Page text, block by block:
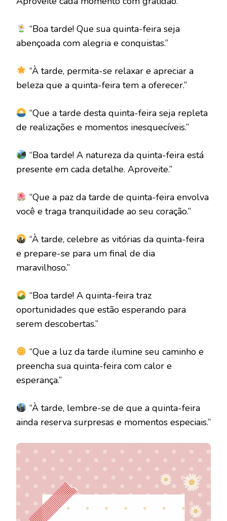
“Boa tarde! Que sua quinta-feira seja
abençoada com alegria e conquistas.”
“À tarde, permita-se relaxar e apreciar a
beleza que a quinta-feira tem a oferecer.”
“Que a tarde desta quinta-feira seja repleta
de realizações e momentos inesquecíveis.”
“Boa tarde! A natureza da quinta-feira está
presente em cada detalhe. Aproveite.”
“Que a paz da tarde de quinta-feira envolva
você e traga tranquilidade ao seu coração.”
“À tarde, celebre as vitórias da quinta-feira
e prepare-se para um final de dia
maravilhoso.”
“Boa tarde! A quinta-feira traz
oportunidades que estão esperando para
serem descobertas.”
“Que a luz da tarde ilumine seu caminho e
preencha sua quinta-feira com calor e
esperança.”
“À tarde, lembre-se de que a quinta-feira
ainda reserva surpresas e momentos especiais.”